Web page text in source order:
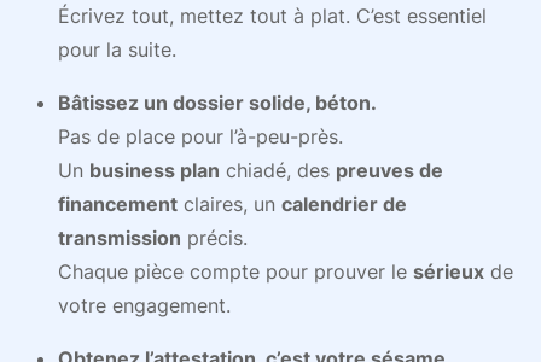
Écrivez tout, mettez tout à plat. C’est essentiel
pour la suite.
Bâtissez un dossier solide, béton.
Pas de place pour l’à-peu-près.
Un business plan chiadé, des preuves de
financement claires, un calendrier de
transmission précis.
Chaque pièce compte pour prouver le sérieux de
votre engagement.